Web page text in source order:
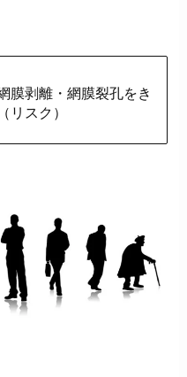
膜剥離・網膜裂孔をき
リスク）